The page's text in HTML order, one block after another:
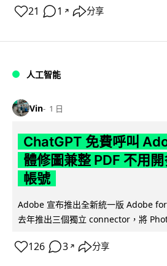
21 1 ↗ 分享
人工智能
Vin 1 日
ChatGPT 免費呼叫
體修圖兼整 PDF 不用
帳號
Adobe 宣布推出全新統一版 Adobe
去年推出三個獨立 connector，將
126 3 ↗ 分享